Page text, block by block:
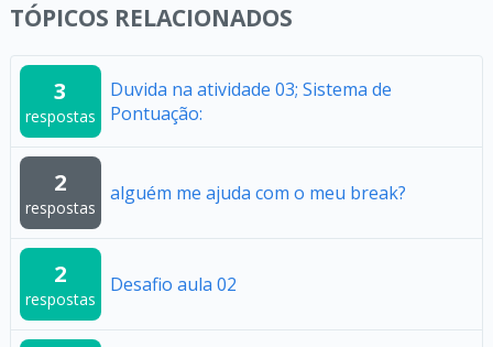
TÓPICOS RELACIONADOS
3
respostas
Duvida na atividade 03; Sistema de
Pontuação:
2
respostas
alguém me ajuda com o meu break?
2
respostas
Desafio aula 02